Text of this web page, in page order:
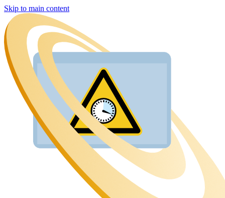
Skip to main content